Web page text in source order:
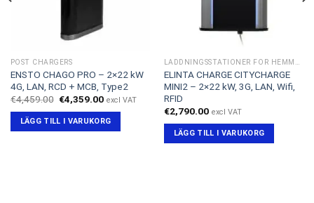
POST CHARGERS
ENSTO CHAGO PRO – 2×22 kW
4G, LAN, RCD + MCB, Type2
€4,459.00 Det
ursprungliga
priset
var:
€4,459.00.
€4,359.00Det
priset
är:
€4,359.00.
excl VAT
LÄGG TILL I VARUKORG
ELINTA CHARGE CITYCHARGE
MINI2 – 2×22 kW, 3G, LAN, Wifi,
RFID
€2,790.00 excl VAT
LÄGG TILL I VARUKORG